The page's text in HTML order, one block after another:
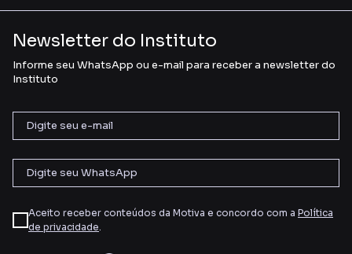
Newsletter do Instituto
Informe seu WhatsApp ou e-mail para receber a newsletter do
Instituto
Aceito receber conteúdos da Motiva e concordo com a Política
de privacidade.